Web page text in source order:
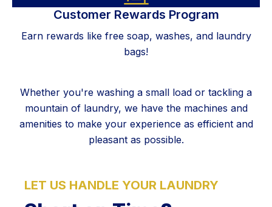
Customer Rewards Program
Earn rewards like free soap, washes, and laundry
bags!
Whether you're washing a small load or tackling a
mountain of laundry, we have the machines and
amenities to make your experience as efficient and
pleasant as possible.
LET US HANDLE YOUR LAUNDRY